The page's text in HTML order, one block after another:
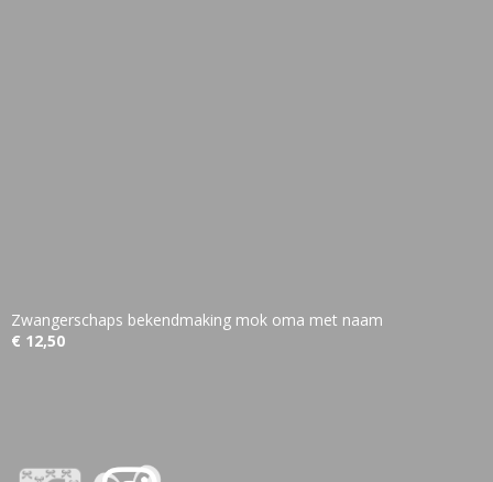
Zwangerschaps bekendmaking mok oma met naam
€ 12,50